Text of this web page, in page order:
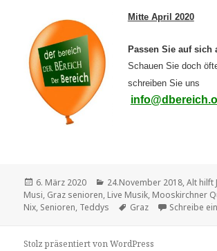
Mitte April 2020
Passen Sie auf sich
Schauen Sie doch
schreiben Sie uns
Veröffentlicht
am
6. März 2020 Kategorien
24.November 2018,Alt hilft
Musi, Graz senioren, Live Musik, Mooskirchner
Nix, Senioren, Teddys Schlagwörter
Graz Schreibe
Stolz präsentiert von WordPress